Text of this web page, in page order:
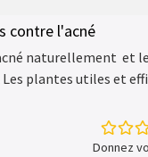
contre l'acné
naturellement et
plantes utiles et
Donnez